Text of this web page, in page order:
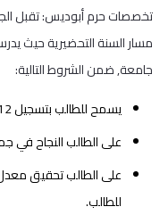
مسار السنة التحضيرية حيث
جامعة, ضمن الشروط التالية:
يسمح للطالب بتسجيل 12 ساعة معتمدة فصليا خلال السنة التحضيرية.
على الطالب النجاح في
للطالب.